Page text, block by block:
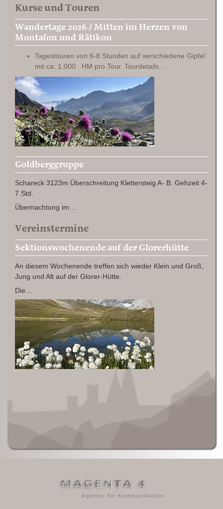
Kurse und Touren
Wandertage 2026 / Mitten im Herzen von
Montafon und Rätikon
Tagestouren von 6-8 Stunden auf verschiedene Gipfel
mit ca. 1.000 HM pro Tour. Tourdetails…
Goldberggruppe
Schareck 3123m Überschreitung Klettersteig A- B. Gehzeit 4-
7 Std.
Übernachtung im…
Vereinstermine
Sektionswochenende auf der Glorerhütte
An diesem Wochenende treffen sich wieder Klein und Groß,
Jung und Alt auf der Glorer-Hütte.
Die…